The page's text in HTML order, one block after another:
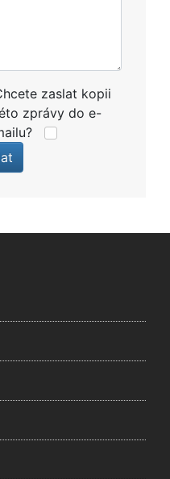
zaslat kopii
zprávy do e-